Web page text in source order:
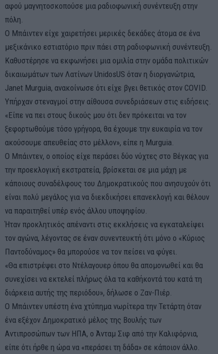
αφού μαγνητοσκοπούσε μια ραδιοφωνική συνέντευξη στην
πόλη.
Ο Μπάιντεν είχε χαιρετήσει μερικές δεκάδες άτομα σε ένα
μεξικάνικο εστιατόριο πριν πάει στη ραδιοφωνική συνέντευξη.
Καθυστέρησε να εκφωνήσει μια ομιλία στην ομάδα πολιτικών
δικαιωμάτων των Λατίνων UnidosUS όταν η διοργανώτρια,
Janet Murguia, ανακοίνωσε ότι είχε βγει θετικός στον COVID.
Υπήρχαν στεναγμοί στην αίθουσα συνεδριάσεων στις ειδήσεις.
«Είπε να πει στους δικούς μου ότι δεν πρόκειται να τον
ξεφορτωθούμε τόσο γρήγορα, θα έχουμε την ευκαιρία να τον
ακούσουμε απευθείας στο μέλλον», είπε η Murguia.
Ο Μπάιντεν, ο οποίος είχε περάσει δύο νύχτες στο Βέγκας για
την προεκλογική εκστρατεία, βρίσκεται σε μια μάχη με
κάποιους συναδέλφους του Δημοκρατικούς που ανησυχούν ότι
είναι πολύ μεγάλος για να διεκδικήσει επανεκλογή και θέλουν
να παραιτηθεί υπέρ ενός άλλου υποψηφίου.
Ήταν προκλητικός απέναντι στις εκκλήσεις να εγκαταλείψει
τον αγώνα, λέγοντας σε έναν συνεντευκτή ότι μόνο ο «Κύριος
Παντοδύναμος» θα μπορούσε να τον πείσει να φύγει.
«Θα επιστρέψει στο Ντέλαγουερ όπου θα απομονωθεί και θα
συνεχίσει να εκτελεί πλήρως όλα τα καθήκοντά του κατά τη
διάρκεια αυτής της περιόδου», δήλωσε ο Ζαν-Πιέρ.
Ο Μπάιντεν υπέστη ένα χτύπημα νωρίτερα την Τετάρτη όταν
ένα εξέχον Δημοκρατικό μέλος της Βουλής των
Αντιπροσώπων των ΗΠΑ, ο Άνταμ Σιφ από την Καλιφόρνια,
είπε ότι ήρθε η ώρα να «περάσει τη δάδα» σε κάποιον άλλο.